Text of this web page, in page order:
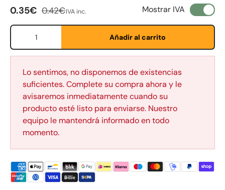
Fornavn *
Etternavn
E-post
Precio de venta
0.35€ Precio normal
0.42€IVA inc. Mostrar IVA
Cant.
Añadir al carrito
Lo sentimos, no disponemos de existencias
suficientes. Complete su compra ahora y le
avisaremos inmediatamente cuando su
producto esté listo para enviarse. Nuestro
equipo le mantendrá informado en todo
momento.